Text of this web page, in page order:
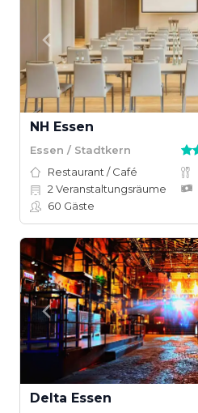
NH Essen
Essen / Stadtkern
Restaurant / Café
2 Veranstaltungsräume
60 Gäste
Delta Essen